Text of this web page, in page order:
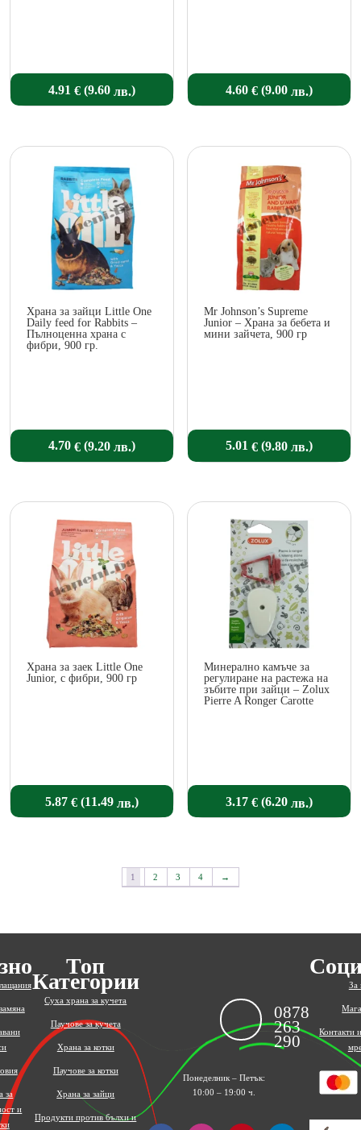
4.91 € (9.60 лв.) 4.60€ (9.00 лв.)
Храна за зайци Little One
Daily feed for Rabbits –
Пълноценна храна с
фибри, 900 гр.
4.70 € (9.20 лв.)
Mr Johnson’s Supreme
Junior – Храна за бебета и
мини зайчета, 900 гр
5.01€ (9.80 лв.)
Храна за заек Little One
Junior, с фибри, 900 гр
5.87 € (11.49 лв.)
Минерално камъче за
регулиране на растежа на
зъбите при зайци – Zolux
Pierre A Ronger Carotte
3.17€ (6.20 лв.)
1 2 3 4 →
за
и
Топ
Категории
Суха храна за кучета
Паучове за кучета
Храна за котки
Паучове за котки
Храна за зайци
Продукти против бълхи и
0878
263
290
Понеделник – Петък:
10:00 – 19:00 ч.
За
Контакти